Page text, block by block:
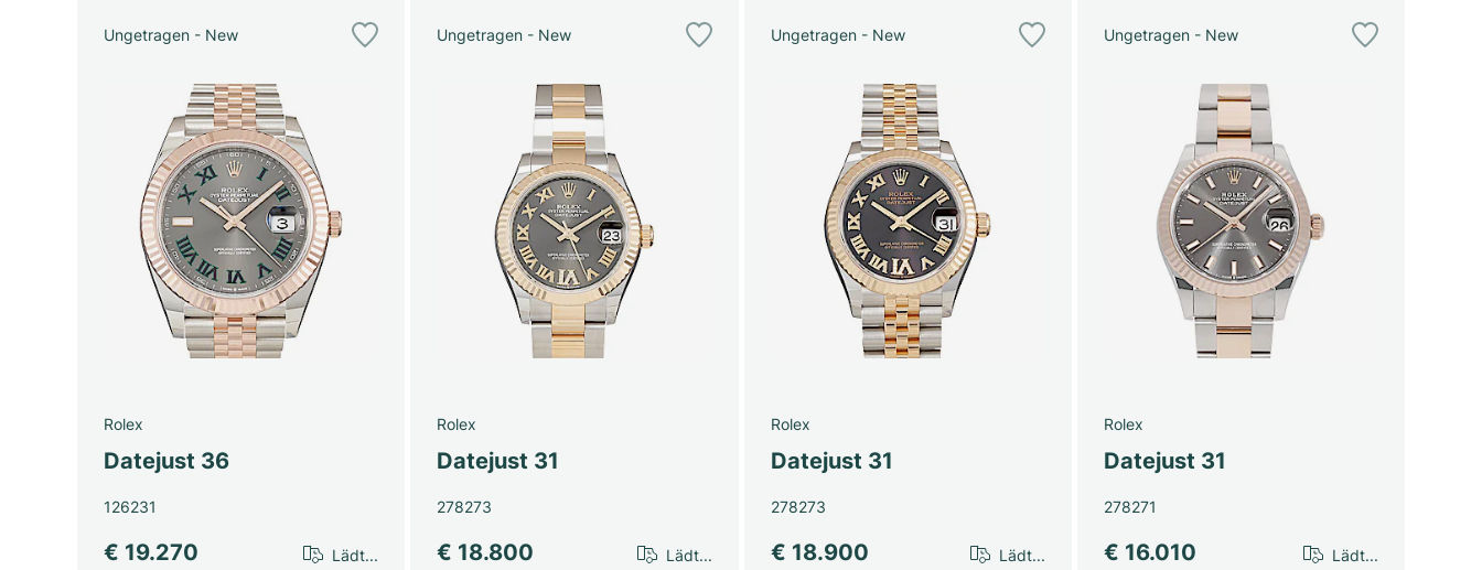
Ungetragen - New
Rolex
Datejust 36
126231
€ 19.270 Lädt...
Ungetragen - New
Rolex
Datejust 31
278273
€ 18.800 Lädt...
Ungetragen - New
Rolex
Datejust 31
278273
€ 18.900 Lädt...
Ungetragen - New
Rolex
Datejust 31
278271
€ 16.010 Lädt...